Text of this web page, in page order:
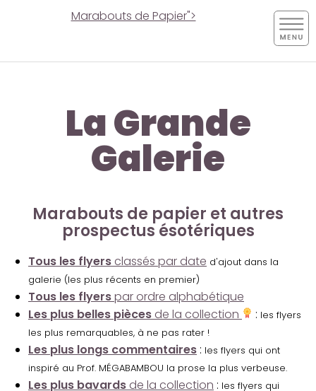
Marabouts de Papier">
La Grande
Galerie
Marabouts de papier et autres
prospectus ésotériques
Tous les flyers classés par date d'ajout dans la
galerie (les plus récents en premier)
Tous les flyerspar ordre alphabétique
Les plus belles pièces de la collection : les flyers
les plus remarquables, à ne pas rater !
Les plus longs commentaires : les flyers qui ont
inspiré au Prof. MÉGABAMBOU la prose la plus verbeuse.
Les plus bavards de la collection : les flyers qui